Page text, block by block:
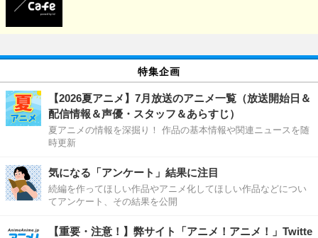
特集企画
【2026夏アニメ】7月放送のアニメ一覧（放送開始日＆
配信情報＆声優・スタッフ＆あらすじ）
夏アニメの情報を深掘り！ 作品の基本情報や関連ニュースを随
時更新
気になる「アンケート」結果に注目
続編を作ってほしい作品やアニメ化してほしい作品などについ
てアンケート、その結果を公開
【重要・注意！】弊サイト「アニメ！アニメ！」Twitte